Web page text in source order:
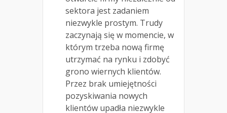
sektora jest zadaniem
niezwykle prostym. Trudy
zaczynają się w momencie, w
którym trzeba nową firmę
utrzymać na rynku i zdobyć
grono wiernych klientów.
Przez brak umiejętności
pozyskiwania nowych
klientów upadła niezwykle